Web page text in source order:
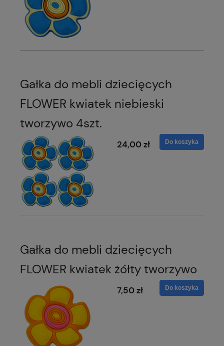
Gałka do mebli dziecięcych
FLOWER kwiatek niebieski
tworzywo 4szt.
24,00 zł Do koszyka
Gałka do mebli dziecięcych
FLOWER kwiatek żółty tworzywo
7,50 zł Do koszyka